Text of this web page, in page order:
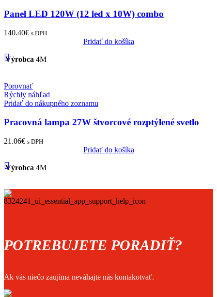
Panel LED 120W (12 led x 10W) combo
140.40€ s DPH
Pridať do košíka
Výrobca 4M
Porovnať
Rýchly náhľad
Pridať do nákupného zoznamu
Pracovná lampa 27W štvorcové rozptýlené svetlo
21.06€ s DPH
Pridať do košíka
Výrobca 4M
POTREBUJETE PORADIŤ?
Ak vás niečo zaujíma neváhajte nás kontakotvať.